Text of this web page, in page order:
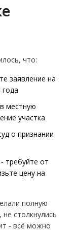
что:
заявление на
местную
участка
о признании
требуйте от
цену на
полную
столкнулись
- всё можно